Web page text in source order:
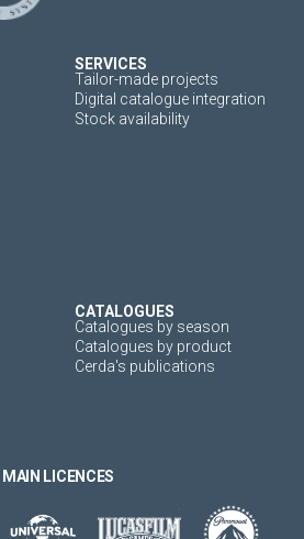
SERVICES
Tailor-made projects
Digital catalogue integration
Stock availability
CATALOGUES
Catalogues by season
Catalogues by product
Cerda's publications
MAIN LICENCES